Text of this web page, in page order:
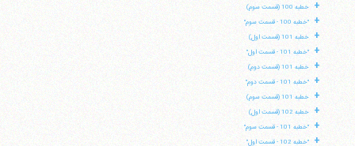
+ خطبه 100 (قسمت سوم)
+ "خطبه 100 - قسمت سوم"
+ خطبه 101 (قسمت اول)
+ "خطبه 101 - قسمت اول"
+ خطبه 101 (قسمت دوم)
+ "خطبه 101 - قسمت دوم"
+ خطبه 101 (قسمت سوم)
+ خطبه 102 (قسمت اول)
+ "خطبه 101 - قسمت سوم"
+ "خطبه 102 - قسمت اول"